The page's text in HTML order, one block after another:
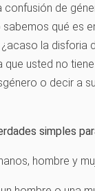
confusión de
qué es
la disforia
que usted no
o decir a
simples
hombre y